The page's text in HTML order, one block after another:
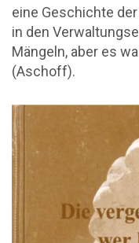
eine Geschichte
in den
Mängeln, aber es
(Aschoff).